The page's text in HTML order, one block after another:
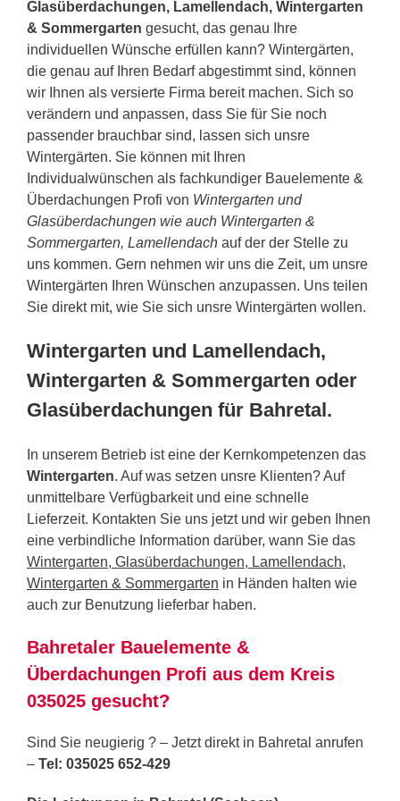
Glasüberdachungen, Lamellendach, Wintergarten
& Sommergarten gesucht, das genau Ihre
individuellen Wünsche erfüllen kann? Wintergärten,
die genau auf Ihren Bedarf abgestimmt sind, können
wir Ihnen als versierte Firma bereit machen. Sich so
verändern und anpassen, dass Sie für Sie noch
passender brauchbar sind, lassen sich unsre
Wintergärten. Sie können mit Ihren
Individualwünschen als fachkundiger Bauelemente &
Überdachungen Profi von Wintergarten und
Glasüberdachungen wie auch Wintergarten &
Sommergarten, Lamellendach auf der der Stelle zu
uns kommen. Gern nehmen wir uns die Zeit, um unsre
Wintergärten Ihren Wünschen anzupassen. Uns teilen
Sie direkt mit, wie Sie sich unsre Wintergärten wollen.
Wintergarten und Lamellendach,
Wintergarten & Sommergarten oder
Glasüberdachungen für Bahretal.
In unserem Betrieb ist eine der Kernkompetenzen das
Wintergarten. Auf was setzen unsre Klienten? Auf
unmittelbare Verfügbarkeit und eine schnelle
Lieferzeit. Kontakten Sie uns jetzt und wir geben Ihnen
eine verbindliche Information darüber, wann Sie das
Wintergarten, Glasüberdachungen, Lamellendach,
Wintergarten & Sommergarten in Händen halten wie
auch zur Benutzung lieferbar haben.
Bahretaler Bauelemente &
Überdachungen Profi aus dem Kreis
035025 gesucht?
Sind Sie neugierig ? – Jetzt direkt in Bahretal anrufen
– Tel: 035025 652-429